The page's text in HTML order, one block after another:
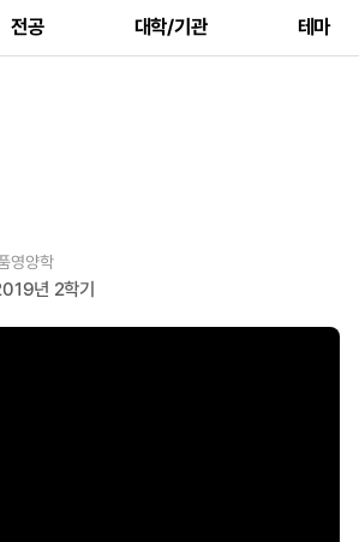
전공 대학/기관 테마
영양학
년 2학기